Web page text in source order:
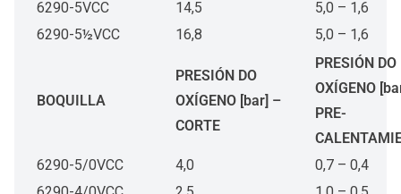
6290-5VCC
14,5
5,0 – 1,6
6290-5½VCC
16,8 5,0 – 1,6
BOQUILLA
PRESIÓN DO
OXÍGENO [bar] –
CORTE
PRESIÓN DO
OXÍGENO
PRE-
6290-5/0VCC
4,0
0,7 – 0,4